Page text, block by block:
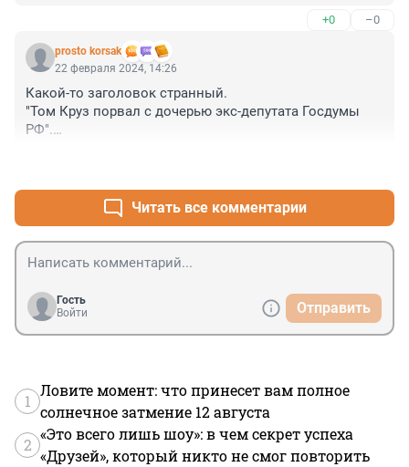
+0 –0
prosto korsak
22 февраля 2024, 14:26
Какой-то заголовок странный.
"Том Круз порвал с дочерью экс-депутата Госдумы
РФ".
Читать все комментарии
Гость
Войти
Отправить
1
Ловите момент: что принесет вам полное
солнечное затмение 12 августа
2
«Это всего лишь шоу»: в чем секрет успеха
«Друзей», который никто не смог повторить